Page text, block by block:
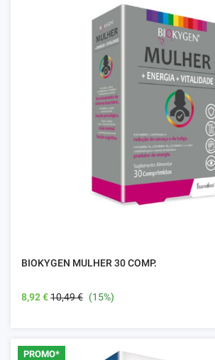
BIOKYGEN MULHER 30 COMP.
8,92 €10,49 € (15%)
PROMO*